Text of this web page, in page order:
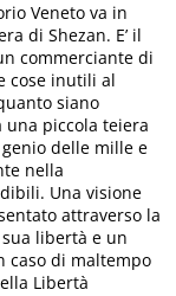
Veneto va in
di Shezan. E’ il
commerciante di
cose inutili al
siano
piccola teiera
delle mille e
nella
Una visione
attraverso la
libertà e un
caso di maltempo
Libertà